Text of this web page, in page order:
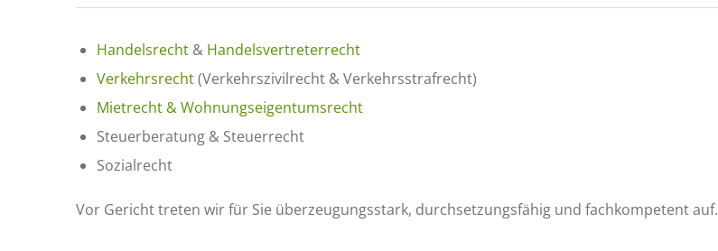
Handelsrecht& Handelsvertreterrecht
Verkehrsrecht(Verkehrszivilrecht & Verkehrsstrafrecht)
Mietrecht & Wohnungseigentumsrecht
Steuerberatung & Steuerrecht
Sozialrecht
Vor Gericht treten wir für Sie überzeugungsstark, durchsetzungsfähig und fachkompetent auf.